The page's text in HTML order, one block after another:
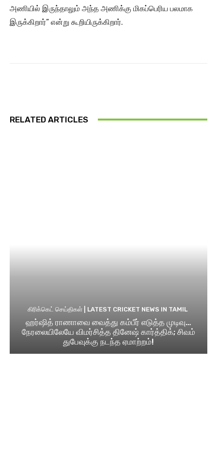
அணியில் இருந்தாலும் அந்த அணிக்கு மிகப்பெரிய பலமாக
இருக்கிறார்” என்று கூறியிருக்கிறார்.
RELATED ARTICLES
கிரிக்கெட் செய்திகள் | LATEST CRICKET NEWS IN TAMIL
ஹர்ஷித் ராணாவை வைத்து கம்பீர் எடுத்த முடிவு…
நேரலையிலேயே விமர்சித்த தினேஷ் கார்த்திக்; சிவம்
துபேவுக்கு நடந்த ஏமாற்றம்!